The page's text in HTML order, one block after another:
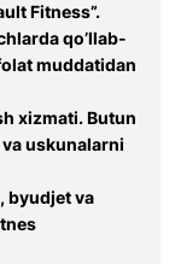
Fitness”.
qo’llab-
muddatidan
xizmati. Butun
uskunalarni
byudjet va